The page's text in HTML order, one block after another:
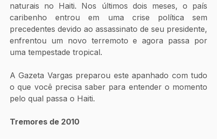
naturais no Haiti. Nos últimos dois meses, o país
caribenho entrou em uma crise política sem
precedentes devido ao assassinato de seu presidente,
enfrentou um novo terremoto e agora passa por
uma tempestade tropical.
A Gazeta Vargas preparou este apanhado com tudo
o que você precisa saber para entender o momento
pelo qual passa o Haiti.
Tremores de 2010